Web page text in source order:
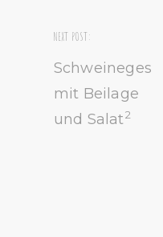
NEXT POST:
mit Beilage
und Salat2